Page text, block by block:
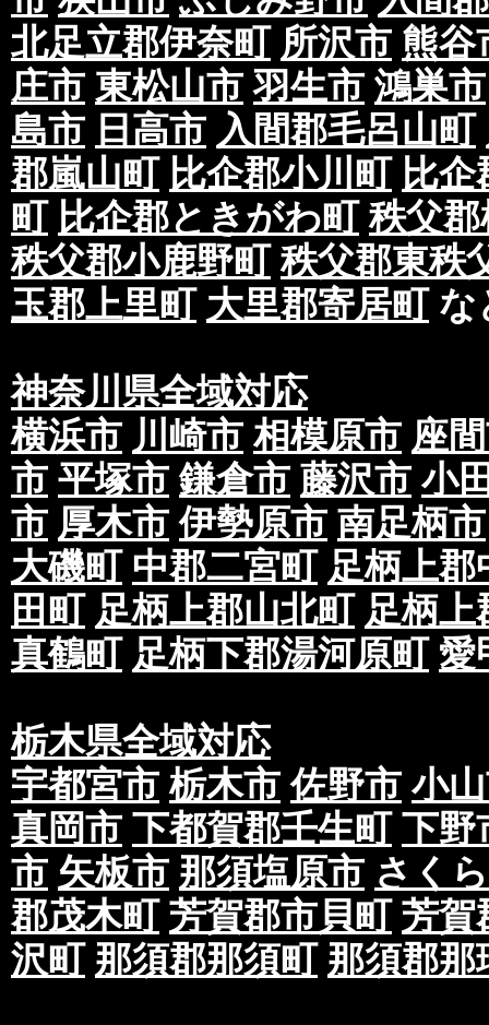
北足立郡伊奈町 所沢市 熊谷
庄市 東松山市 羽生市 鴻巣市
島市 日高市 入間郡毛呂山町
郡嵐山町 比企郡小川町 比
町 比企郡ときがわ町 秩父
秩父郡小鹿野町 秩父郡東秩
玉郡上里町 大里郡寄居町な
神奈川県全域対応
横浜市 川崎市 相模原市 座
市 平塚市 鎌倉市 藤沢市 小
市 厚木市 伊勢原市 南足柄市
大磯町 中郡二宮町 足柄上郡
田町 足柄上郡山北町 足柄上
真鶴町 足柄下郡湯河原町 愛
栃木県全域対応
宇都宮市 栃木市 佐野市 小
真岡市 下都賀郡壬生町 下野
市 矢板市 那須塩原市 さく
郡茂木町 芳賀郡市貝町 芳賀
沢町 那須郡那須町 那須郡那